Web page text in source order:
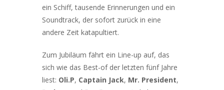
ein Schiff, tausende Erinnerungen und ein
Soundtrack, der sofort zurück in eine
andere Zeit katapultiert.
Zum Jubiläum fährt ein Line-up auf, das
sich wie das Best-of der letzten fünf Jahre
liest: Oli.P, Captain Jack, Mr. President,